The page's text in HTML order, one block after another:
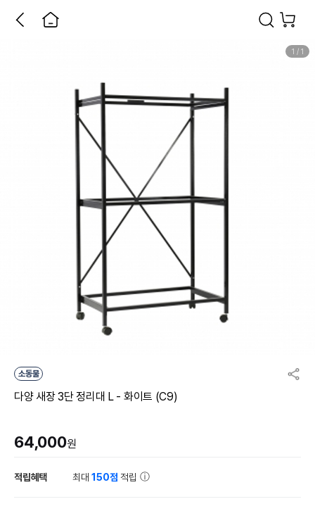
1 / 1
소동물
다양 새장 3단 정리대 L - 화이트 (C9)
64,000원
적립혜택 최대150점 적립